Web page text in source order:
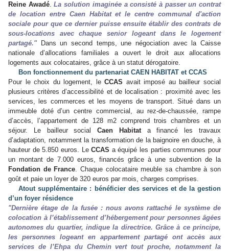
Reine Awadé.La solution imaginée a consisté à passer un contrat
de location entre Caen Habitat et le centre communal d'action
sociale pour que ce dernier puisse ensuite établir des contrats de
sous-locations avec chaque senior logeant dans le logement
partagé."Dans un second temps, une négociation avec la Caisse
nationale d’allocations familiales a ouvert le droit aux allocations
logements aux colocataires, grâce à un statut dérogatoire.
Bon fonctionnement du partenariat CAEN HABITAT et CCAS
Pour le choix du logement, leCCAS avait imposé au bailleur social
plusieurs critères d’accessibilité et de localisation : proximité avec les
services, les commerces et les moyens de transport. Situé dans un
immeuble doté d’un centre commercial, au rez-de-chaussée, rampe
d’accès, l’appartement de 128 m2 comprend trois chambres et un
séjour. Le bailleur socialCaen Habitata financé les travaux
d’adaptation, notamment la transformation de la baignoire en douche, à
hauteur de 5.850 euros. LeCCAS a équipé les parties communes pour
un montant de 7.000 euros, financés grâce à une subvention de la
Fondation de France. Chaque colocataire meuble sa chambre à son
goût et paie un loyer de 320 euros par mois, charges comprises.
Atout supplémentaire : bénéficier des services et de la gestion
d’un foyer résidence
"Dernière étage de la fusée : nous avons rattaché le système de
colocation à l’établissement d’hébergement pour personnes âgées
autonomes du quartier, indique la directrice. Grâce à ce principe,
les personnes logeant en appartement partagé ont accès aux
services de l’Ehpa du Chemin vert tout proche, notamment la